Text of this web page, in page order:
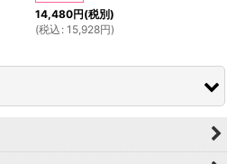
14,480円(税別)
(税込 : 15,928円)